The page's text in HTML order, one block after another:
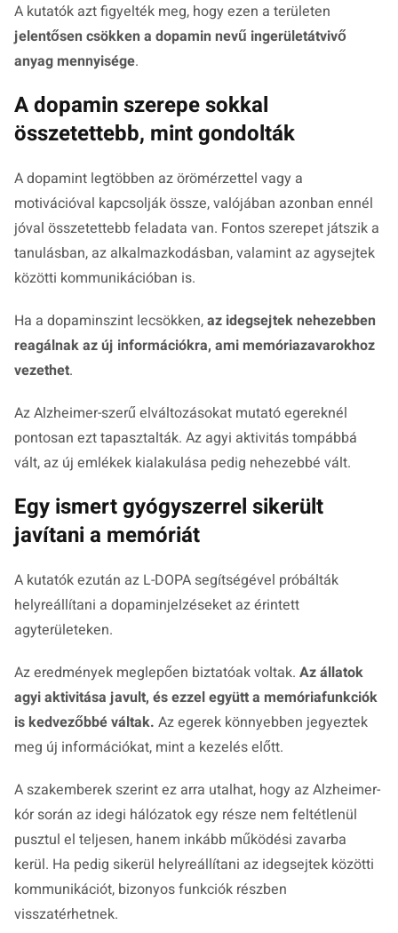
A kutatók azt figyelték meg, hogy ezen a területen
jelentősen csökken a dopamin nevű ingerületátvivő
anyag mennyisége.
A dopamin szerepe sokkal
összetettebb, mint gondolták
A dopamint legtöbben az örömérzettel vagy a
motivációval kapcsolják össze, valójában azonban ennél
jóval összetettebb feladata van. Fontos szerepet játszik a
tanulásban, az alkalmazkodásban, valamint az agysejtek
közötti kommunikációban is.
Ha a dopaminszint lecsökken,az idegsejtek nehezebben
reagálnak az új információkra, ami memóriazavarokhoz
vezethet.
Az Alzheimer-szerű elváltozásokat mutató egereknél
pontosan ezt tapasztalták. Az agyi aktivitás tompábbá
vált, az új emlékek kialakulása pedig nehezebbé vált.
Egy ismert gyógyszerrel sikerült
javítani a memóriát
A kutatók ezután az L-DOPA segítségével próbálták
helyreállítani a dopaminjelzéseket az érintett
agyterületeken.
Az eredmények meglepően biztatóak voltak. Az állatok
agyi aktivitása javult, és ezzel együtt a memóriafunkciók
is kedvezőbbé váltak. Az egerek könnyebben jegyeztek
meg új információkat, mint a kezelés előtt.
A szakemberek szerint ez arra utalhat, hogy az Alzheimer-
kór során az idegi hálózatok egy része nem feltétlenül
pusztul el teljesen, hanem inkább működési zavarba
kerül. Ha pedig sikerül helyreállítani az idegsejtek közötti
kommunikációt, bizonyos funkciók részben
visszatérhetnek.